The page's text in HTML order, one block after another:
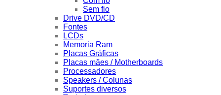
Sem fio
Drive DVD/CD
Fontes
LCDs
Memoria Ram
Placas Gráficas
Placas mães / Motherboards
Processadores
Speakers / Colunas
Suportes diversos